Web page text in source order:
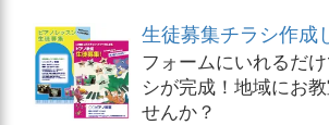
生徒募集チラシ作成
フォームにいれるだ
シが完成！地域にお
せんか？